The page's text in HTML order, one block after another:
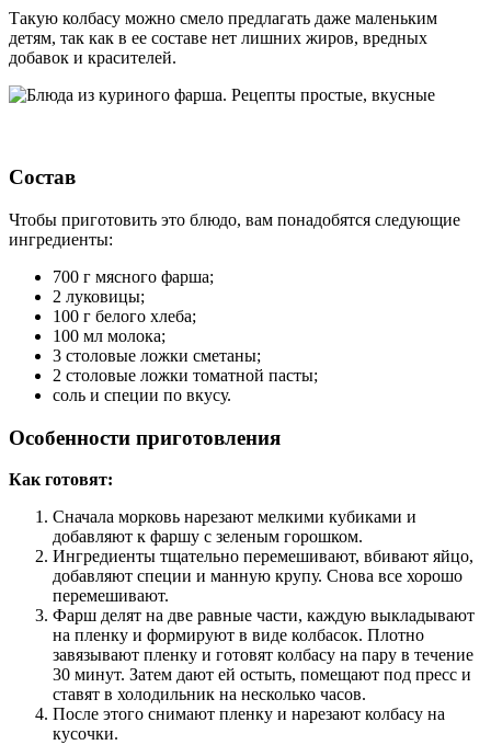
Такую колбасу можно смело предлагать даже маленьким
детям, так как в ее составе нет лишних жиров, вредных
добавок и красителей.
Состав
Чтобы приготовить это блюдо, вам понадобятся следующие
ингредиенты:
700 г мясного фарша;
2 луковицы;
100 г белого хлеба;
100 мл молока;
3 столовые ложки сметаны;
2 столовые ложки томатной пасты;
соль и специи по вкусу.
Особенности приготовления
Как готовят:
Сначала морковь нарезают мелкими кубиками и
добавляют к фаршу с зеленым горошком.
Ингредиенты тщательно перемешивают, вбивают яйцо,
добавляют специи и манную крупу. Снова все хорошо
перемешивают.
Фарш делят на две равные части, каждую выкладывают
на пленку и формируют в виде колбасок. Плотно
завязывают пленку и готовят колбасу на пару в течение
30 минут. Затем дают ей остыть, помещают под пресс и
ставят в холодильник на несколько часов.
После этого снимают пленку и нарезают колбасу на
кусочки.